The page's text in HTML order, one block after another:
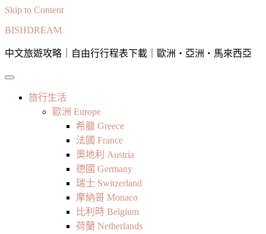
Skip to Content
BISHDREAM
中文旅遊攻略｜自由行行程表下載｜歐洲・亞洲・馬來西亞
旅行生活
歐洲 Europe
希臘 Greece
法國 France
奧地利 Austria
德國 Germany
瑞士 Switzerland
摩納哥 Monaco
比利時 Belgium
荷蘭 Netherlands